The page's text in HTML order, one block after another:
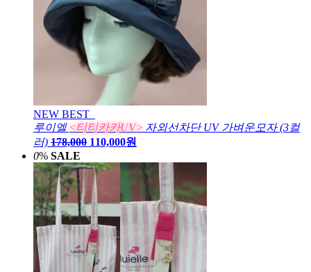
NEW BEST
루이엘 <티티카카UV> 자외선차단 UV 가벼운모자 (3컬
러) 178,000 110,000원
0% SALE